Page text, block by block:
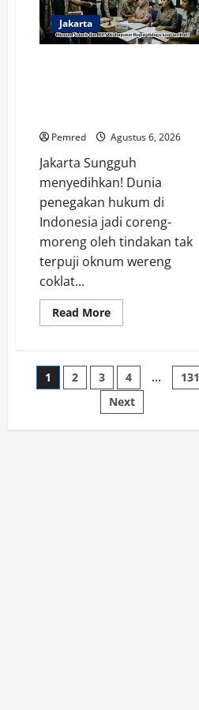
Dini
dan
Siapkan
Solusi
Jakarta
Pemred Agustus 6, 2026
Jakarta Sungguh
menyedihkan! Dunia
penegakan hukum di
Indonesia jadi coreng-
moreng oleh tindakan tak
terpuji oknum wereng
coklat...
Read MoreRead
more
Kebon
Jeruk
Jadi
Backing
Mafia
Merampas
Paginasi
1 2 3 4 …
131
Next